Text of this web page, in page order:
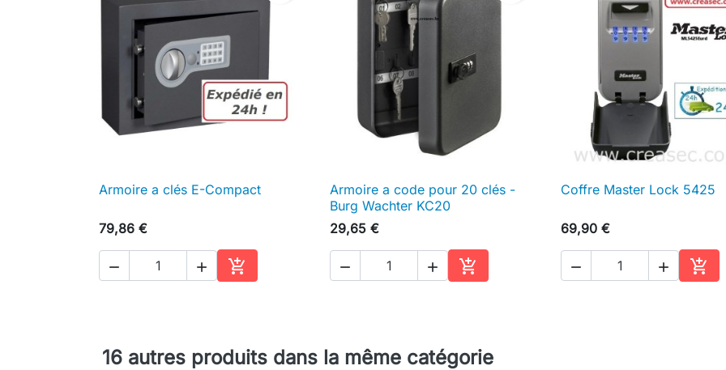
 Aperçu rapide
Armoire a clés E-Compact
79,86 €
  
Ajouter au panier
 Aperçu rapide
Armoire a code pour 20 clés -
Burg Wachter KC20
29,65 €
  
Ajouter au panier
 Aperçu rapide
Coffre Master Lock 5425
69,90 €
  
16 autres produits dans la même catégorie